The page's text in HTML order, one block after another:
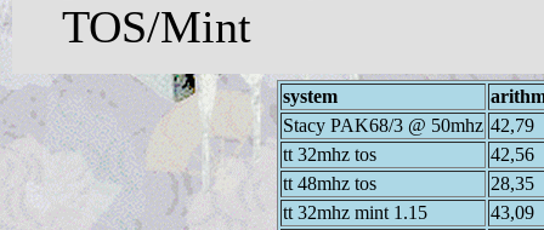
TOS/Mint
system
Stacy PAK68/3 @ 50mhz 42,79
tt 32mhz tos
42,56
tt 48mhz tos
28,35
tt 32mhz mint 1.15
43,09